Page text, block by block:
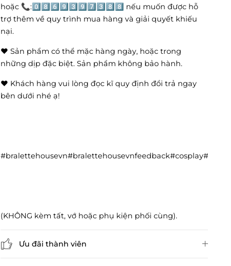
hoặc 📞:0️⃣8️⃣6️⃣9️⃣3️⃣9️⃣7️⃣3️⃣8️⃣8️⃣ nếu muốn được hỗ
trợ thêm về quy trình mua hàng và giải quyết khiếu
nại.
❤️ Sản phẩm có thể mặc hàng ngày, hoặc trong
những dịp đặc biệt. Sản phẩm không bảo hành.
❤️ Khách hàng vui lòng đọc kĩ quy định đổi trả ngay
bên dưới nhé ạ!
(KHÔNG kèm tất, vớ hoặc phụ kiện phối cùng).
Ưu đãi thành viên